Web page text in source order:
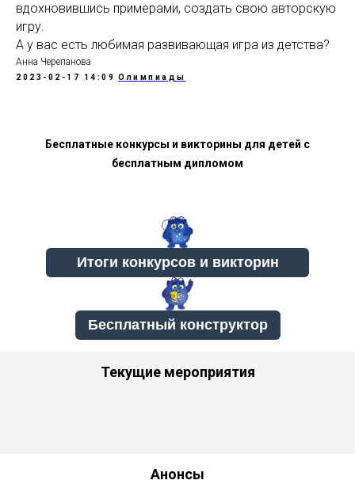
вдохновившись примерами, создать свою авторскую
игру.
А у вас есть любимая развивающая игра из детства?
Анна Черепанова
2023-02-17 14:09 Олимпиады
Бесплатные конкурсы и викторины для детей с
бесплатным дипломом
Бесплатный конструктор
Текущие мероприятия
Анонсы